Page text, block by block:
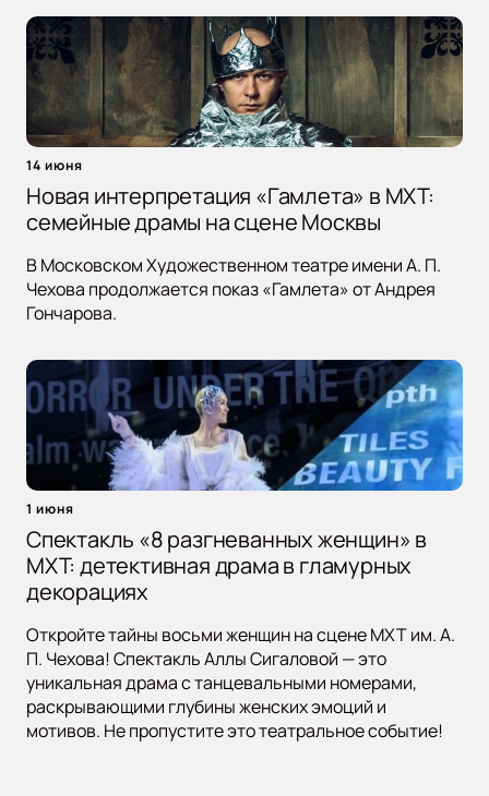
14 июня
Новая интерпретация «Гамлета» в МХТ:
семейные драмы на сцене Москвы
В Московском Художественном театре имени А. П.
Чехова продолжается показ «Гамлета» от Андрея
Гончарова.
1 июня
Спектакль «8 разгневанных женщин» в
МХТ: детективная драма в гламурных
декорациях
Откройте тайны восьми женщин на сцене МХТ им. А.
П. Чехова! Спектакль Аллы Сигаловой — это
уникальная драма с танцевальными номерами,
раскрывающими глубины женских эмоций и
мотивов. Не пропустите это театральное событие!